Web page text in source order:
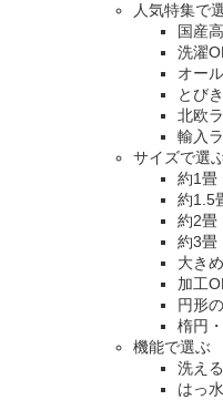
人気特集で
国産
洗濯
オー
とび
北欧
輸入
サイズで選
約1畳
約1.5
約2畳
約3畳
大き
加工
円形
楕円
機能で選ぶ
洗え
はっ